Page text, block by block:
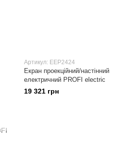
Артикул: EEP2424
Екран проекційний/настінний
електричний PROFI electric
19 321 грн